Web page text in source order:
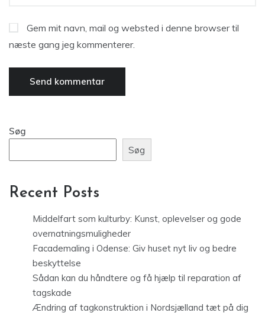
Gem mit navn, mail og websted i denne browser til
næste gang jeg kommenterer.
Søg
Søg
Recent Posts
Middelfart som kulturby: Kunst, oplevelser og gode
overnatningsmuligheder
Facademaling i Odense: Giv huset nyt liv og bedre
beskyttelse
Sådan kan du håndtere og få hjælp til reparation af
tagskade
Ændring af tagkonstruktion i Nordsjælland tæt på dig